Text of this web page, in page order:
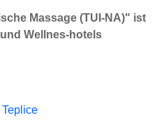
Massage (TUI-NA)" ist
Wellnes-hotels